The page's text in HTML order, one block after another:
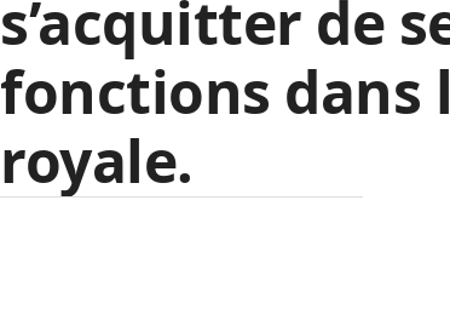
s’acquitter de
fonctions dans
royale.